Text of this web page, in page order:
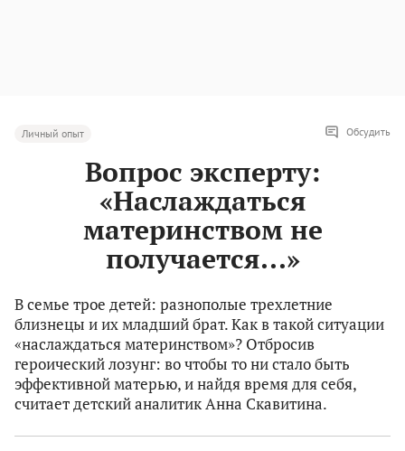
Личный опыт Обсудить
Вопрос эксперту:
«Наслаждаться
материнством не
получается...»
В семье трое детей: разнополые трехлетние
близнецы и их младший брат. Как в такой ситуации
«наслаждаться материнством»? Отбросив
героический лозунг: во чтобы то ни стало быть
эффективной матерью, и найдя время для себя,
считает детский аналитик Анна Скавитина.